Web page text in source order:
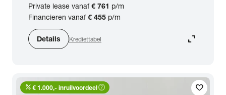
Private lease vanaf€ 761 p/m
Financieren vanaf€ 455 p/m
Details Krediettabel expand_content
favorite
percent € 1.000,- inruilvoordeelhelp_outline